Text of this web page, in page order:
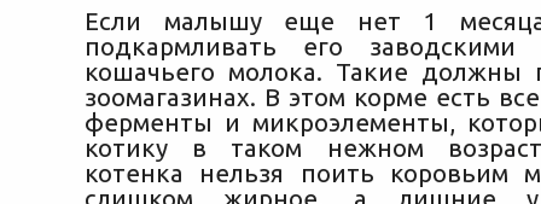
Если малышу еще нет 1
подкармливать его заводскими
кошачьего молока. Такие должны
зоомагазинах. В этом корме есть
ферменты и микроэлементы,
котику в таком нежном
котенка нельзя поить коровьим